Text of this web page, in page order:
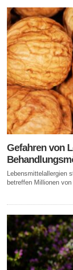
Gefahren von
Lebensmittelallergien
betreffen Millionen